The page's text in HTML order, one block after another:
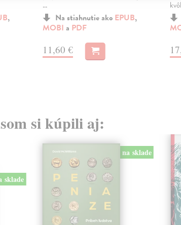
,
...
Na stiahnutie ako EPUB,
MOBI a PDF
11,60 €
si kúpili aj:
sklade
na sklade